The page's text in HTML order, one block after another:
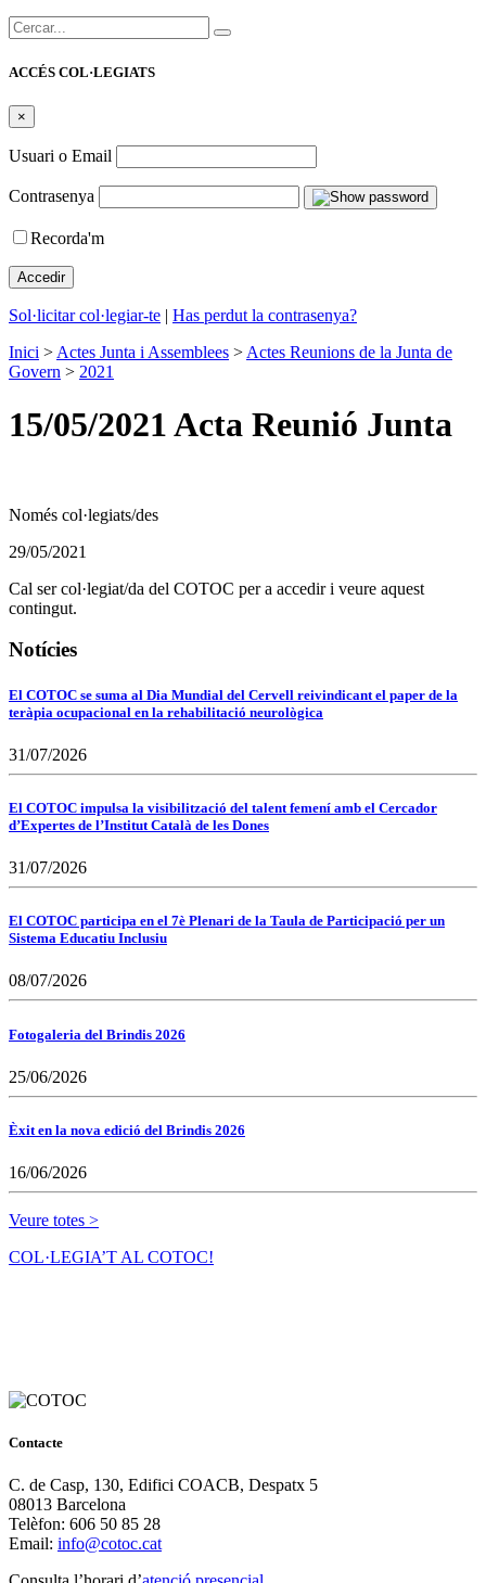
Cercar:
ACCÉS COL·LEGIATS
×
Usuari o Email
Contrasenya
Recorda'm
Sol·licitar col·legiar-te | Has perdut la contrasenya?
Inici > Actes Junta i Assemblees > Actes Reunions de la Junta de
Govern > 2021
15/05/2021 Acta Reunió Junta
Només col·legiats/des
29/05/2021
Cal ser col·legiat/da del COTOC per a accedir i veure aquest
contingut.
Notícies
El COTOC se suma al Dia Mundial del Cervell reivindicant el paper de la
teràpia ocupacional en la rehabilitació neurològica
31/07/2026
El COTOC impulsa la visibilització del talent femení amb el Cercador
d’Expertes de l’Institut Català de les Dones
31/07/2026
El COTOC participa en el 7è Plenari de la Taula de Participació per un
Sistema Educatiu Inclusiu
08/07/2026
Fotogaleria del Brindis 2026
25/06/2026
Èxit en la nova edició del Brindis 2026
16/06/2026
Veure totes >
COL·LEGIA’T AL COTOC!
Contacte
C. de Casp, 130, Edifici COACB, Despatx 5
08013 Barcelona
Telèfon: 606 50 85 28
Email: info@cotoc.cat